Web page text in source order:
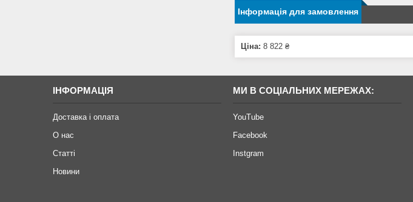
Інформація для замовлення
Ціна: 8 822 ₴
ІНФОРМАЦІЯ
Доставка і оплата
О нас
Статті
Новини
МИ В СОЦІАЛЬНИХ МЕРЕЖАХ:
YouTube
Facebook
Instgram